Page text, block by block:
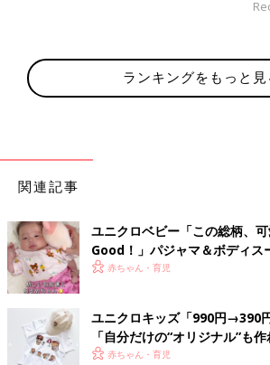
ランキングをもっと見
関連記事
ユニクロベビー「この総柄、
Good！」パジャマ＆ボディス
赤ちゃん・育児
ユニクロキッズ「990円→390
「自分だけの“オリジナル”も
ツ4選赤ちゃん・育児